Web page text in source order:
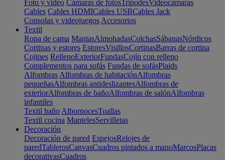
Foto y vídeo Cámaras de fotosTrípodesVideocámaras
Cables Cables HDMICables USBCables Jack
Consolas y videojuegos Accesorios
Textil
Ropa de cama MantasAlmohadasColchasSábanasNórdicos
Cortinas y estores EstoresVisillosCortinasBarras de cortina
Cojines RellenoExteriorFundasCojín con relleno
Complementos para sofás Fundas de sofásPlaids
Alfombras Alfombras de habitaciónAlfombras
pequeñasAlfombras antideslizantesAlfombras de
exteriorAlfombras de bañoAlfombras de salónAlfombras
infantiles
Textil baño AlbornocesToallas
Textil cocina MantelesServilletas
Decoración
Decoración de pared EspejosRelojes de
paredTablerosCanvasCuadros pintados a manoMarcosPlacas
decorativasCuadros